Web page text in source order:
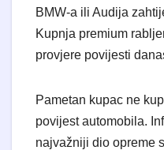
BMW-a ili Audija
Kupnja premium
provjere povijesti
Pametan kupac ne
povijest automobila.
najvažniji dio opreme